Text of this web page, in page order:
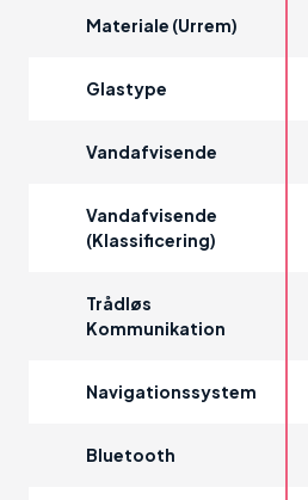
Materiale (urrem)
Glastype
Vandafvisende
Vandafvisende
(klassificering)
Trådløs
Kommunikation
Navigationssystem
Bluetooth